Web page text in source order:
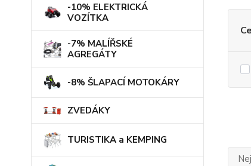
-10% ELEKTRICKÁ
VOZÍTKA
-7% MALÍŘSKÉ
AGREGÁTY
-8% ŠLAPACÍ MOTOKÁRY
ZVEDÁKY
TURISTIKA a KEMPING